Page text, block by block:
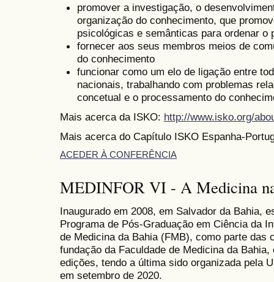
promover a investigação, o
organização do conhecimento, que
psicológicas e semânticas para ordenar o
fornecer aos seus membros meios de
do conhecimento
funcionar como um elo de ligação entre
nacionais, trabalhando com problemas
concetual e o processamento do
Mais acerca da ISKO: http://www.isko.org/
Mais acerca do Capítulo ISKO Espanha-
ACEDER À CONFERÊNCIA
MEDINFOR VI - A Medicina
Inaugurado em 2008, em Salvador da Bahia,
Programa de Pós-Graduação em Ciência da
de Medicina da Bahia (FMB), como parte das
fundação da Faculdade de Medicina da
edições, tendo a última sido organizada pela
em setembro de 2020.